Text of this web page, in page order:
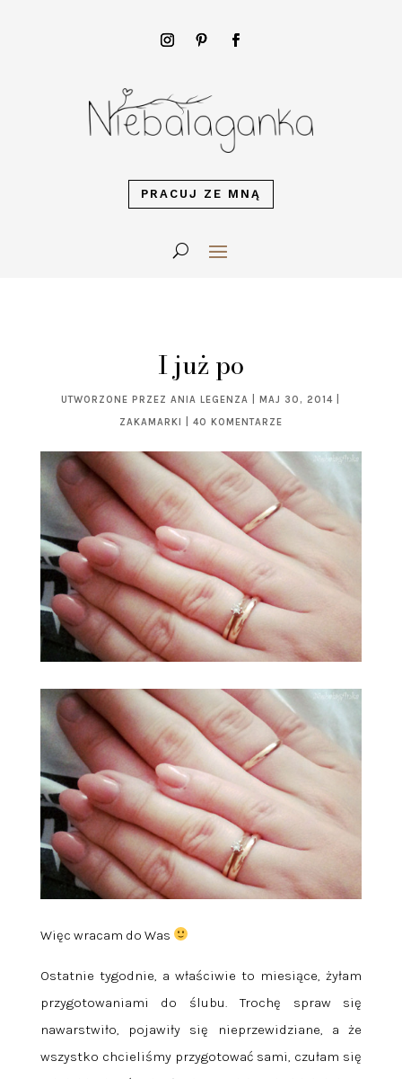
PRACUJ ZE MNĄ
I już po
UTWORZONE PRZEZANIA LEGENZA MAJ 30, 2014
ZAKAMARKI
40 KOMENTARZE
Więc wracam do Was
Ostatnie tygodnie, a właściwie to miesiące, żyłam
przygotowaniami do ślubu. Trochę spraw się
nawarstwiło, pojawiły się nieprzewidziane, a że
wszystko chcieliśmy przygotować sami, czułam się